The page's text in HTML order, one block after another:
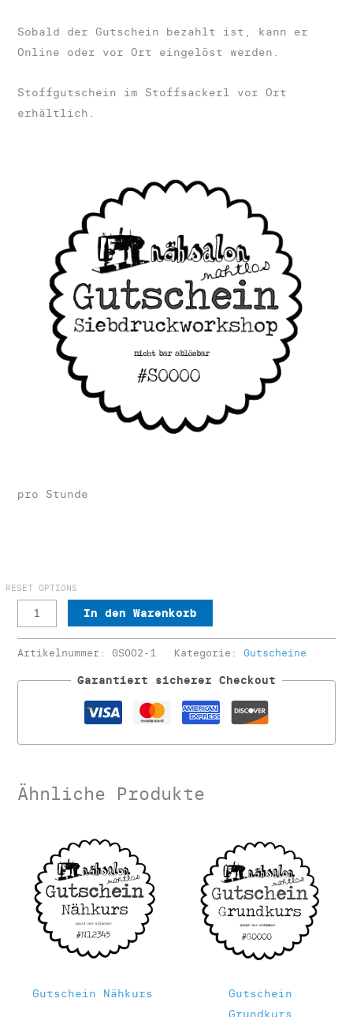
Sobald der Gutschein bezahlt ist, kann er
Online oder vor Ort eingelöst werden.
Stoffgutschein im Stoffsackerl vor Ort
erhältlich.
pro Stunde
Gutschein
Siebdruckworkshop
Menge
In den Warenkorb
Artikelnummer: GS002-1 Kategorie: Gutscheine
Garantiert sicherer Checkout
Ähnliche Produkte
Gutschein Nähkurs
Gutschein